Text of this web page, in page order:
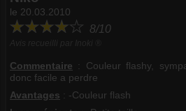
le 20.03.2010
8/10
Commentaire : Couleur flashy,
donc facile a perdre
Avantages : -Couleur flash